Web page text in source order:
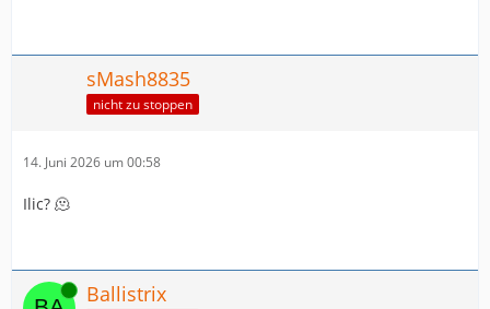
sMash8835
nicht zu stoppen
14. Juni 2026 um 00:58
Ilic? 🫠
Online Ballistrix